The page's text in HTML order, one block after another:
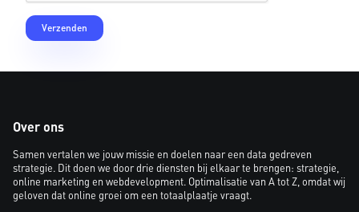
Over ons
Samen vertalen we jouw missie en doelen naar een data gedreven
strategie. Dit doen we door drie diensten bij elkaar te brengen: strategie,
online marketing en webdevelopment. Optimalisatie van A tot Z, omdat wij
geloven dat online groei om een totaalplaatje vraagt.